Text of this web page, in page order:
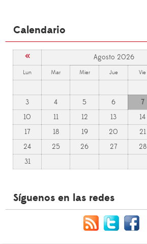
Calendario
« Agosto 2026
Lun Mar Mier Jue Vie
3
4 5 6 7
10
11 12 13 14
17
18 19 20 21
24
25 26 27 28
31
Síguenos en las redes